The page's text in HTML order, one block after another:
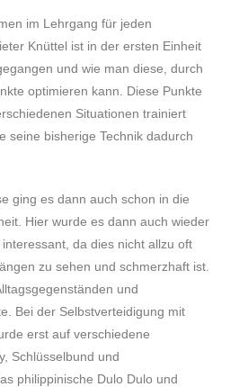
im Lehrgang für jeden
Knüttel ist in der ersten Einheit
und wie man diese, durch
optimieren kann. Diese Punkte
Situationen trainiert
seine bisherige Technik dadurch
ging es dann auch schon in die
Hier wurde es dann auch wieder
da dies nicht allzu oft
zu sehen und schmerzhaft ist.
und
Bei der Selbstverteidigung mit
erst auf verschiedene
Schlüsselbund und
philippinische Dulo Dulo und